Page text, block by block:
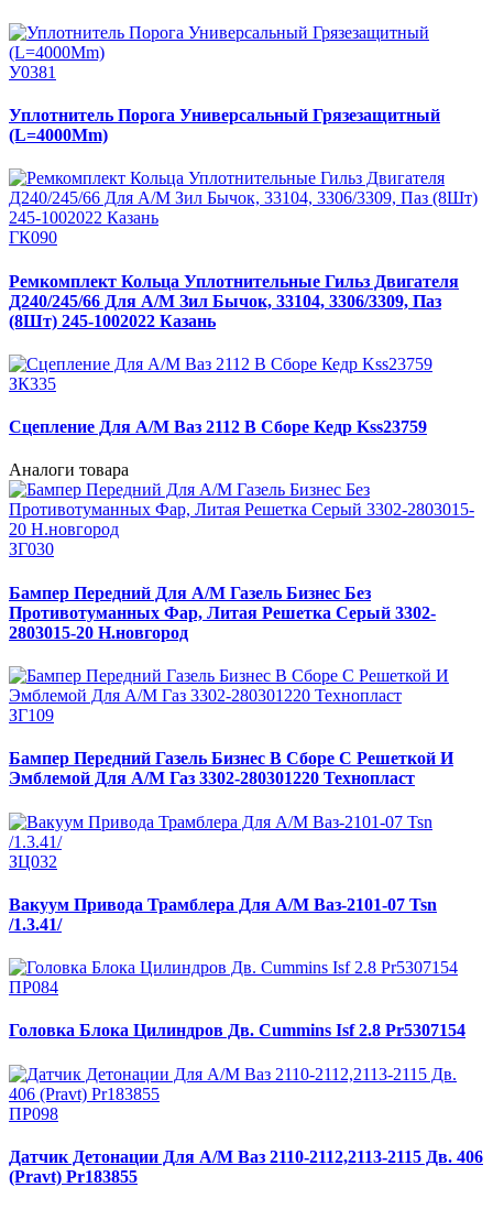
У0381
Уплотнитель Порога Универсальный Грязезащитный
(L=4000Mm)
ГК090
Ремкомплект Кольца Уплотнительные Гильз Двигателя
Д240/245/66 Для А/М Зил Бычок, 33104, 3306/3309, Паз
(8Шт) 245-1002022 Казань
ЗК335
Сцепление Для А/М Ваз 2112 В Сборе Кедр Kss23759
Аналоги товара
ЗГ030
Бампер Передний Для А/М Газель Бизнес Без
Противотуманных Фар, Литая Решетка Серый 3302-
2803015-20 Н.новгород
ЗГ109
Бампер Передний Газель Бизнес В Сборе С Решеткой И
Эмблемой Для А/М Газ 3302-280301220 Технопласт
ЗЦ032
Вакуум Привода Трамблера Для А/М Ваз-2101-07 Tsn
/1.3.41/
ПР084
Головка Блока Цилиндров Дв. Cummins Isf 2.8 Pr5307154
ПР098
Датчик Детонации Для А/М Ваз 2110-2112,2113-2115 Дв. 406
(Pravt) Pr183855